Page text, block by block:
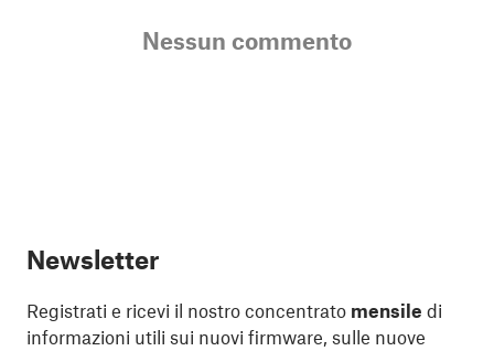
Nessun commento
Newsletter
Registrati e ricevi il nostro concentrato mensile di
informazioni utili sui nuovi firmware, sulle nuove